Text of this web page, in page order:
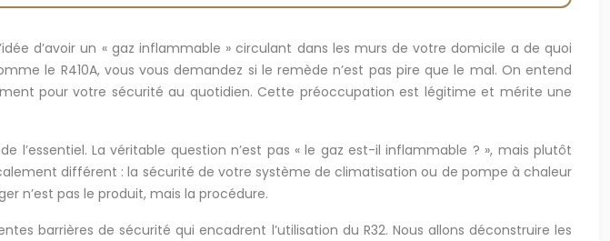
d’avoir un « gaz inflammable » circulant dans les murs de votre domicile a de quoi
le R410A, vous vous demandez si le remède n’est pas pire que le mal. On entend
pour votre sécurité au quotidien. Cette préoccupation est légitime et mérite une
l’essentiel. La véritable question n’est pas « le gaz est-il inflammable ? », mais plutôt
différent : la sécurité de votre système de climatisation ou de pompe à chaleur
n’est pas le produit, mais la procédure.
barrières de sécurité qui encadrent l’utilisation du R32. Nous allons déconstruire les